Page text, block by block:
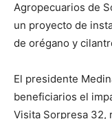
Agropecuarios de
un proyecto de
de orégano y
El presidente
beneficiarios el
Visita Sorpresa 32,